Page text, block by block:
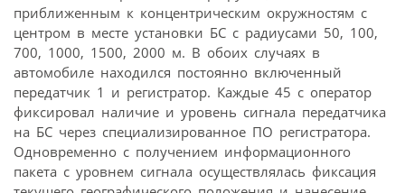
приближенным к концентрическим окружностям с
центром в месте установки БС с радиусами 50, 100,
700, 1000, 1500, 2000 м. В обоих случаях в
автомобиле находился постоянно включенный
передатчик 1 и регистратор. Каждые 45 с оператор
фиксировал наличие и уровень сигнала передатчика
на БС через специализированное ПО регистратора.
Одновременно с получением информационного
пакета с уровнем сигнала осуществлялась фиксация